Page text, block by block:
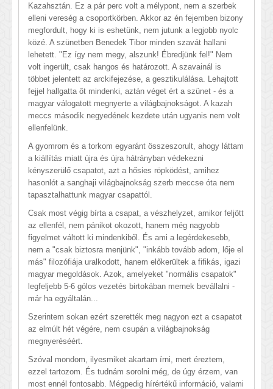
Kazahsztán. Ez a pár perc volt a mélypont, nem a szerbek
elleni vereség a csoportkörben. Akkor az én fejemben bizony
megfordult, hogy ki is eshetünk, nem jutunk a legjobb nyolc
közé. A szünetben Benedek Tibor minden szavát hallani
lehetett. "Ez így nem megy, alszunk! Ébredjünk fel!" Nem
volt ingerült, csak hangos és határozott. A szavainál is
többet jelentett az arckifejezése, a gesztikulálása. Lehajtott
fejjel hallgatta őt mindenki, aztán véget ért a szünet - és a
magyar válogatott megnyerte a világbajnokságot. A kazah
meccs második negyedének kezdete után ugyanis nem volt
ellenfelünk.
A gyomrom és a torkom egyaránt összeszorult, ahogy láttam
a kiállítás miatt újra és újra hátrányban védekezni
kényszerülő csapatot, azt a hősies röpködést, amihez
hasonlót a sanghaji világbajnokság szerb meccse óta nem
tapasztalhattunk magyar csapattól.
Csak most végig bírta a csapat, a vészhelyzet, amikor feljött
az ellenfél, nem pánikot okozott, hanem még nagyobb
figyelmet váltott ki mindenkiből. És ami a legérdekesebb,
nem a "csak biztosra menjünk", "inkább tovább adom, lője el
más" filozófiája uralkodott, hanem előkerültek a fifikás, igazi
magyar megoldások. Azok, amelyeket "normális csapatok"
legfeljebb 5-6 gólos vezetés birtokában mernek bevállalni -
már ha egyáltalán...
Szerintem sokan ezért szerették meg nagyon ezt a csapatot
az elmúlt hét végére, nem csupán a világbajnokság
megnyeréséért.
Szóval mondom, ilyesmiket akartam írni, mert éreztem,
ezzel tartozom. És tudnám sorolni még, de úgy érzem, van
most ennél fontosabb. Mégpedig hírértékű információ, valami